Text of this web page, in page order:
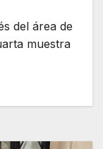
del área de
muestra